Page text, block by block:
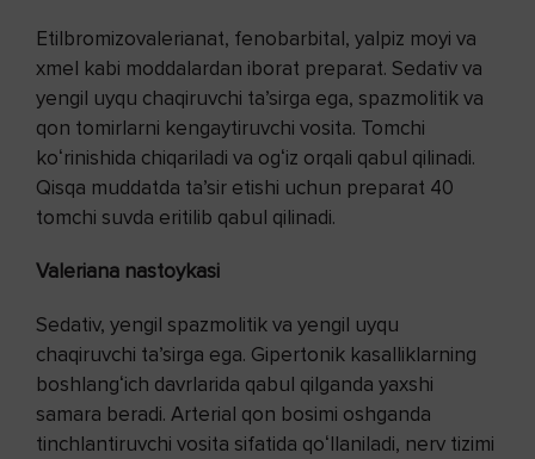
Etilbromizovalerianat, fenobarbital, yalpiz moyi va
xmel kabi moddalardan iborat preparat. Sedativ va
yengil uyqu chaqiruvchi taʼsirga ega, spazmolitik va
qon tomirlarni kengaytiruvchi vosita. Tomchi
koʻrinishida chiqariladi va ogʻiz orqali qabul qilinadi.
Qisqa muddatda taʼsir etishi uchun preparat 40
tomchi suvda eritilib qabul qilinadi.
Valeriana nastoykasi
Sedativ, yengil spazmolitik va yengil uyqu
chaqiruvchi taʼsirga ega. Gipertonik kasalliklarning
boshlangʻich davrlarida qabul qilganda yaxshi
samara beradi. Arterial qon bosimi oshganda
tinchlantiruvchi vosita sifatida qoʻllaniladi, nerv tizimi